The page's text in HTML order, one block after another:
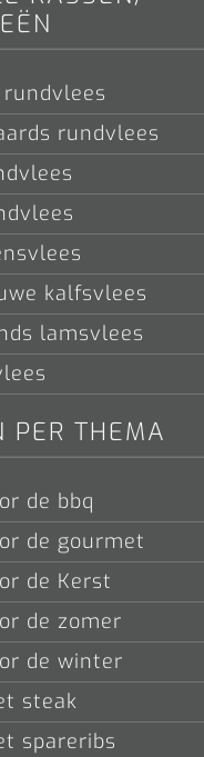
rundvlees
kalfsvlees
lamsvlees
PER THEMA
de bbq
de gourmet
de Kerst
de zomer
de winter
steak
spareribs